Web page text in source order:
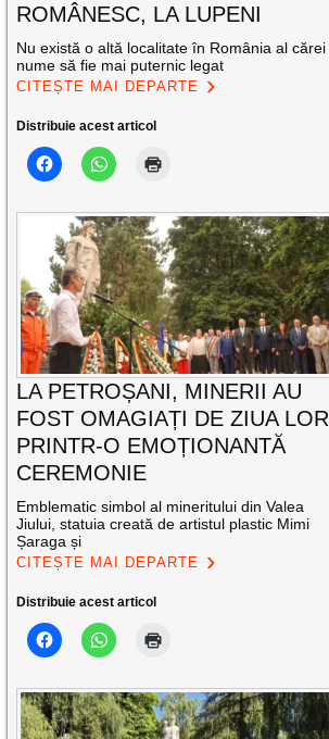
ROMÂNESC, LA LUPENI
Nu există o altă localitate în România al cărei
nume să fie mai puternic legat
CITEȘTE MAI DEPARTE
Distribuie acest articol
LA PETROȘANI, MINERII AU
FOST OMAGIAȚI DE ZIUA LOR
PRINTR-O EMOȚIONANTĂ
CEREMONIE
Emblematic simbol al mineritului din Valea
Jiului, statuia creată de artistul plastic Mimi
Șaraga și
CITEȘTE MAI DEPARTE
Distribuie acest articol